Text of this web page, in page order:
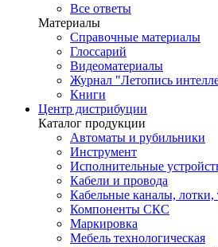
Все ответы
Материалы
Справочные материалы
Глоссарий
Видеоматериалы
Журнал "Летопись
Книги
Центр дистрибуции
Каталог продукции
Автоматы и рубильники
Инструмент
Исполнительные
Кабели и провода
Кабельные каналы, лотки,
Компоненты СКС
Маркировка
Мебель технологическая